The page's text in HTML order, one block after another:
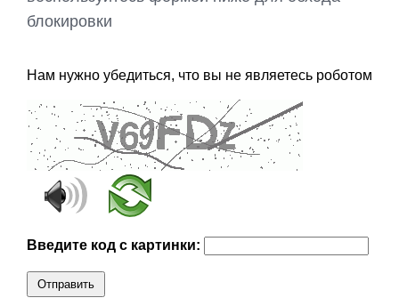
блокировки
Нам нужно убедиться, что вы не являетесь роботом
Введите код с картинки:
Отправить